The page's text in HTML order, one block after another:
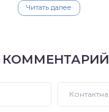
Читать далее
КОММЕНТАРИЙ